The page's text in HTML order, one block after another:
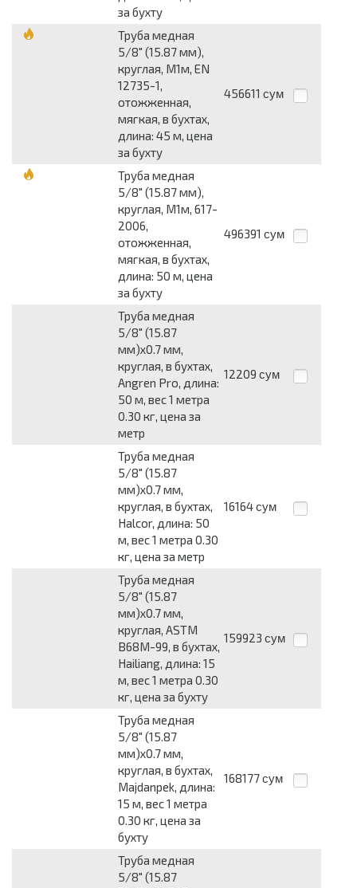
за бухту
Труба медная
5/8" (15.87 мм),
круглая, М1м, EN
12735-1,
отожженная,
мягкая, в бухтах,
длина: 45 м, цена
за бухту
456611 сум
Труба медная
5/8" (15.87 мм),
круглая, М1м, 617-
2006,
отожженная,
мягкая, в бухтах,
длина: 50 м, цена
за бухту
496391 сум
Труба медная
5/8" (15.87
мм)x0.7 мм,
круглая, в бухтах,
Angren Pro, длина:
50 м, вес 1 метра
0.30 кг, цена за
метр
12209 сум
Труба медная
5/8" (15.87
мм)x0.7 мм,
круглая, в бухтах,
Halcor, длина: 50
м, вес 1 метра 0.30
кг, цена за метр
16164 сум
Труба медная
5/8" (15.87
мм)x0.7 мм,
круглая, ASTM
B68М-99, в бухтах,
Hailiang, длина: 15
м, вес 1 метра 0.30
кг, цена за бухту
159923 сум
Труба медная
5/8" (15.87
мм)x0.7 мм,
круглая, в бухтах,
Majdanpek, длина:
15 м, вес 1 метра
0.30 кг, цена за
бухту
168177 сум
Труба медная
5/8" (15.87